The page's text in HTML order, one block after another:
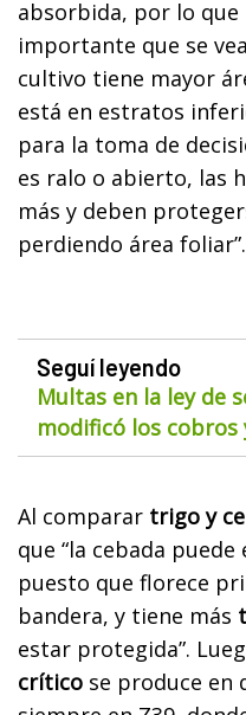
absorbida, por lo
importante que se
cultivo tiene mayor
está en estratos
para la toma de
es ralo o abierto, las
más y deben
perdiendo área foliar”.
Seguí leyendo
Multas en la ley de
modificó los cobros
Al comparar trigo y
que “la cebada
puesto que florece
bandera, y tiene más
estar protegida”.
crítico se produce